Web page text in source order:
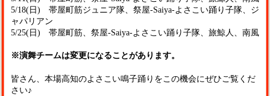
5/18(日) 帯屋町筋ジュニア隊、祭屋-Saiya-よさこい踊り子隊、ジ
ャパリアン
5/25(日) 帯屋町筋、祭屋-Saiya-よさこい踊り子隊、旅鯨人、南風
※演舞チームは変更になることがあります。
皆さん、本場高知のよさこい鳴子踊りをこの機会にぜひご覧くだ
さい♪